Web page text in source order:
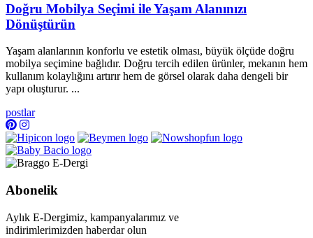
Doğru Mobilya Seçimi ile Yaşam Alanınızı
Dönüştürün
Yaşam alanlarının konforlu ve estetik olması, büyük ölçüde doğru
mobilya seçimine bağlıdır. Doğru tercih edilen ürünler, mekanın hem
kullanım kolaylığını artırır hem de görsel olarak daha dengeli bir
yapı oluşturur. ...
postlar
Abonelik
Aylık E-Dergimiz, kampanyalarımız ve
indirimlerimizden haberdar olun